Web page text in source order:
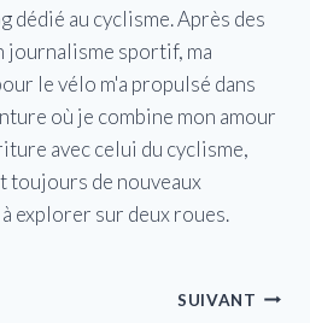
dédié au cyclisme. Après des
journalisme sportif, ma
le vélo m'a propulsé dans
où je combine mon amour
avec celui du cyclisme,
toujours de nouveaux
explorer sur deux roues.
SUIVANT